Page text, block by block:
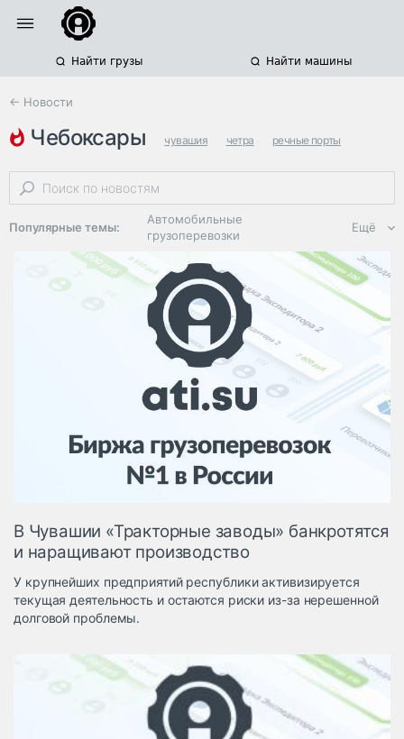
Найти грузы Найти машины
← Новости
чебоксары чувашия четра речные порты
Популярные темы:
Автомобильные
грузоперевозки
Региональная
логистика
ЭДО, ИТ в
логистике
Дороги,
инфраструктура
Логистика, грузы
Негабаритные и
опасные грузы
Безопасность и
Таможня и ВЭД
грузовые
терминалы
Спецтехника
Автосервис,
запчасти, шины
Ещё
В Чувашии «Тракторные заводы» банкротятся
и наращивают производство
У крупнейших предприятий республики активизируется
текущая деятельность и остаются риски из-за нерешенной
долговой проблемы.